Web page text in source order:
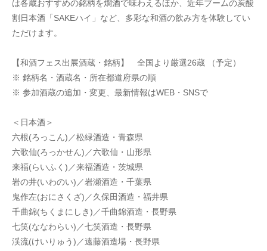
は各蔵おすすめの銘柄を燗酒で味わえるほか、近年ブームの炭酸
割日本酒「SAKEハイ」など、多彩な和酒の飲み方を体験してい
ただけます。
【和酒フェス出展酒蔵・銘柄】　全国より厳選26蔵 （予定）
※ 銘柄名・酒蔵名・所在都道府県の順
※ 参加酒蔵の追加・変更、最新情報はWEB・SNSで
＜日本酒＞
六根(ろっこん)／松緑酒造・青森県
六歌仙(ろっかせん)／六歌仙・山形県
来福(らいふく)／来福酒造・茨城県
岩の井(いわのい)／岩瀬酒造・千葉県
鬼作左(おにさくざ)／久保田酒造・福井県
千曲錦(ちくまにしき)／千曲錦酒造・長野県
七笑(ななわらい)／七笑酒造・長野県
渓流(けいりゅう)／遠藤酒造場・長野県